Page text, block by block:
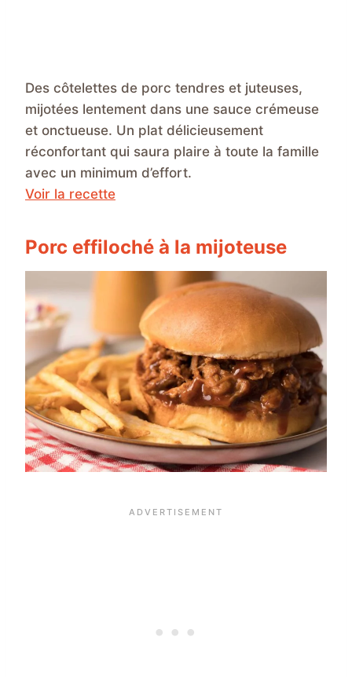
Des côtelettes de porc tendres et juteuses,
mijotées lentement dans une sauce crémeuse
et onctueuse. Un plat délicieusement
réconfortant qui saura plaire à toute la famille
avec un minimum d’effort.
Voir la recette
Porc effiloché à la mijoteuse